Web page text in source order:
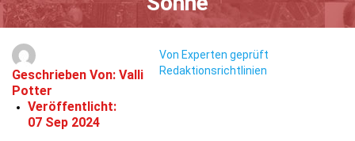
Geschrieben Von: Valli
Potter
Veröffentlicht:
07 Sep 2024
Von Experten geprüft
Redaktionsrichtlinien